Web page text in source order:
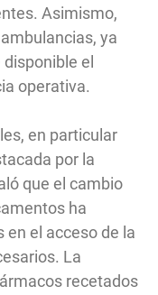
Asimismo,
ya
el
operativa.
en particular
por la
que el cambio
ha
el acceso de la
La
recetados